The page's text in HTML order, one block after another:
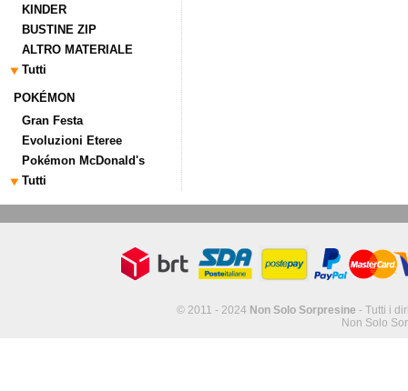
KINDER
BUSTINE ZIP
ALTRO MATERIALE
Tutti
POKÉMON
Gran Festa
Evoluzioni Eteree
Pokémon McDonald's
Tutti
© 2011 - 2024 Non Solo Sorpresine - Tutti i
Non Solo